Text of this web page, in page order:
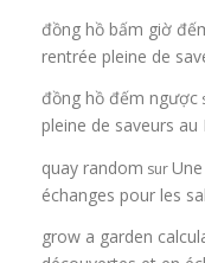
đồng hồ bấm giờ
rentrée pleine de
đồng hồ đếm ngược
pleine de saveurs au
quay random sur
échanges pour les
grow a garden